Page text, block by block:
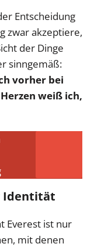
Entscheidung
zwar akzeptiere,
der Dinge
sinngemäß:
vorher bei
weiß ich,
Identität
Everest ist nur
mit denen